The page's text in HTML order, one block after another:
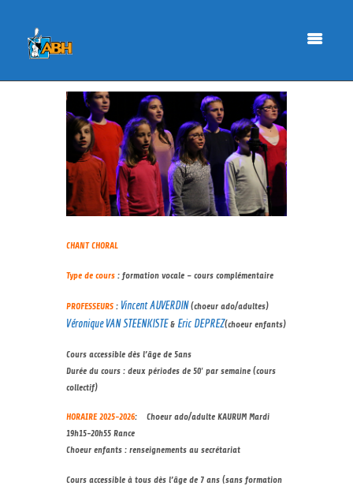
CHANT CHORAL
Type de cours : formation vocale – cours complémentaire
PROFESSEURS : Vincent AUVERDIN (choeur ado/adultes)
Véronique VAN STEENKISTE & Eric DEPREZ(choeur enfants)
Cours accessible dès l’âge de 5ans
Durée du cours : deux périodes de 50′ par semaine (cours
collectif)
HORAIRE 2025-2026: Choeur ado/adulte KAURUM Mardi
19h15-20h55 Rance
Choeur enfants : renseignements au secrétariat
Cours accessible à tous dès l’âge de 7 ans (sans formation